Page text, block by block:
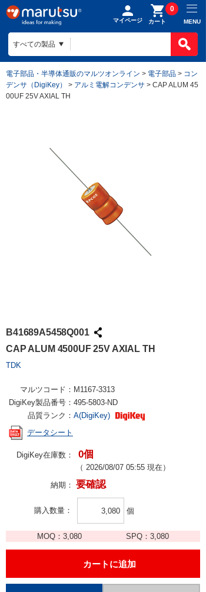
マイページ カート
0
MENU
電子部品・半導体通販のマルツオンライン > 電子部品 > コン
デンサ（DigiKey）
> アルミ電解コンデンサ > CAP ALUM 45
00UF 25V AXIAL TH
B41689A5458Q001
CAP ALUM 4500UF 25V AXIAL TH
TDK
マルツコード： M1167-3313
DigiKey製品番号： 495-5803-ND
品質ランク： A(DigiKey)
データシート
DigiKey在庫数： 0個
（ 2026/08/07 05:55 現在）
納期： 要確認
購入数量 個
MOQ： 3,080 SPQ：3,080